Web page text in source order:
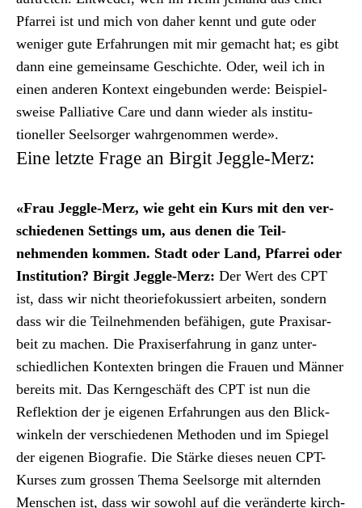
Pfar­rei ist und mich von daher ken­nt und gute oder
weniger gute Erfahrun­gen mit mir gemacht hat; es gibt
dann eine gemein­same Geschichte. Oder, weil ich in
einen anderen Kon­text einge­bun­den werde: Beispiel­
sweise Pal­lia­tive Care und dann wieder als insti­tu­
tioneller Seel­sorg­er wahrgenom­men werde».
Eine letzte Frage an Birgit Jeggle-Merz:
«Frau Jeg­gle-Merz, wie geht ein Kurs mit den ver­
schiede­nen Set­tings um, aus denen die Teil­
nehmenden kom­men. Stadt oder Land, Pfar­rei oder
Insti­tu­tion? Bir­git Jeg­gle-Merz: Der Wert des CPT
ist, dass wir nicht the­o­riefokussiert arbeit­en, son­dern
dass wir die Teil­nehmenden befähi­gen, gute Prax­is­ar­
beit zu machen. Die Praxis­er­fahrung in ganz unter­
schiedlichen Kon­tex­ten brin­gen die Frauen und Män­ner
bere­its mit. Das Kerngeschäft des CPT ist nun die
Reflek­tion der je eige­nen Erfahrun­gen aus den Blick­
winkeln der ver­schiede­nen Meth­o­d­en und im Spiegel
der eige­nen Biografie. Die Stärke dieses neuen CPT-
Kurs­es zum grossen The­ma Seel­sorge mit altern­den
Men­schen ist, dass wir sowohl auf die verän­derte kirch­